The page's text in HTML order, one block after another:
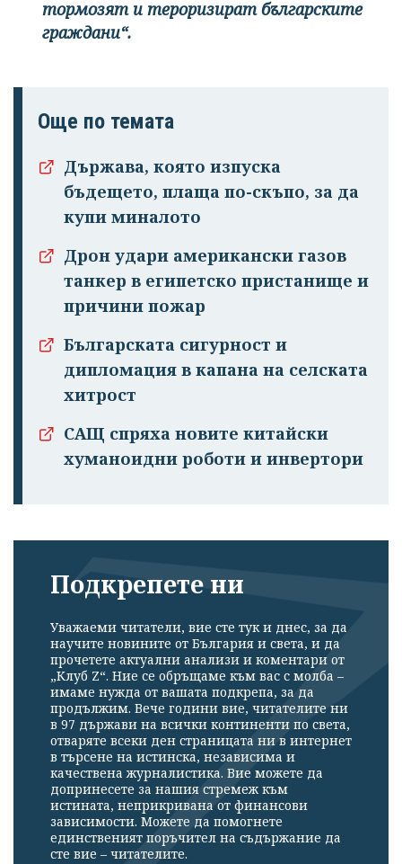
тормозят и тероризират българските
граждани“.
Още по темата
Държава, която изпуска
бъдещето, плаща по-скъпо, за да
купи миналото
Дрон удари американски газов
танкер в египетско пристанище и
причини пожар
Българската сигурност и
дипломация в капана на селската
хитрост
САЩ спряха новите китайски
хуманоидни роботи и инвертори
Подкрепете ни
Уважаеми читатели, вие сте тук и днес, за да
научите новините от България и света, и да
прочетете актуални анализи и коментари от
„Клуб Z“. Ние се обръщаме към вас с молба –
имаме нужда от вашата подкрепа, за да
продължим. Вече години вие, читателите ни
в 97 държави на всички континенти по света,
отваряте всеки ден страницата ни в интернет
в търсене на истинска, независима и
качествена журналистика. Вие можете да
допринесете за нашия стремеж към
истината, неприкривана от финансови
зависимости. Можете да помогнете
единственият поръчител на съдържание да
сте вие – читателите.